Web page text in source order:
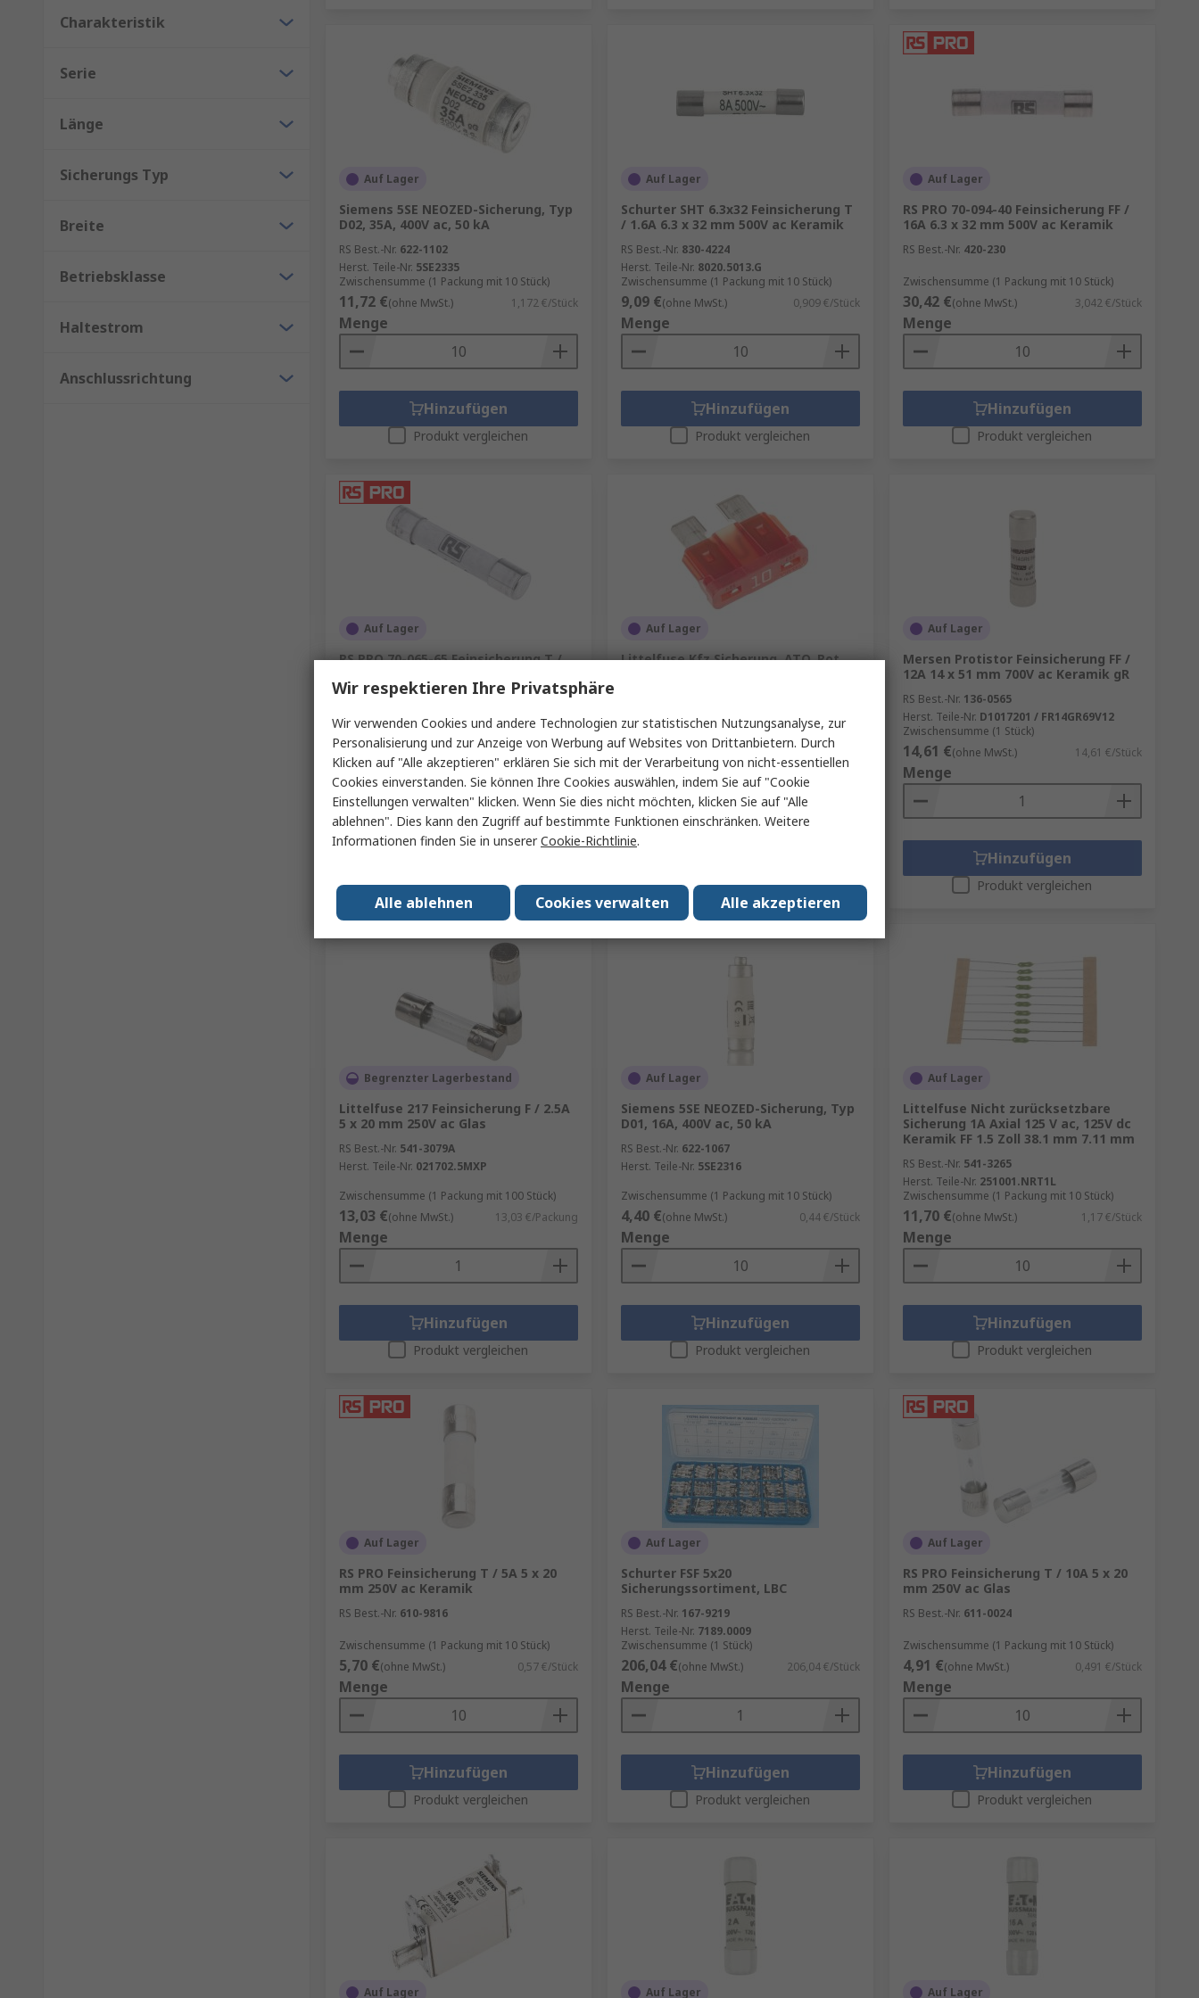
Charakteristik
Serie
Länge
Sicherungs Typ
Breite
Betriebsklasse
Haltestrom
Anschlussrichtung
Auf Lager
Siemens 5SE NEOZED-Sicherung, Typ
D02, 35A, 400V ac, 50 kA
RS Best.-Nr. 622-1102
Herst. Teile-Nr. 5SE2335
Zwischensumme (1 Packung mit 10 Stück)
11,72 €(ohne MwSt.) 1,172 €/Stück
Menge
Hinzufügen
Produkt vergleichen
Auf Lager
Schurter SHT 6.3x32 Feinsicherung T
/ 1.6A 6.3 x 32 mm 500V ac Keramik
RS Best.-Nr. 830-4224
Herst. Teile-Nr. 8020.5013.G
Zwischensumme (1 Packung mit 10 Stück)
9,09 €(ohne MwSt.) 0,909 €/Stück
Menge
Hinzufügen
Produkt vergleichen
Auf Lager
RS PRO 70-094-40 Feinsicherung FF /
16A 6.3 x 32 mm 500V ac Keramik
RS Best.-Nr. 420-230
Zwischensumme (1 Packung mit 10 Stück)
30,42 €(ohne MwSt.) 3,042 €/Stück
Menge
Hinzufügen
Produkt vergleichen
Auf Lager
RS PRO 70-065-65 Feinsicherung T /
RS Best.-Nr. 209-9311
Zwischensumme (1 Packung mit 10 Stück)
18,46 €(ohne MwSt.) 1,846 €/Stück
Menge
Produkt vergleichen
Auf Lager
Littelfuse Kfz Sicherung, ATO, Rot,
Herst. Teile-Nr.
0287010.PXCN
Zwischensumme (1 Packung mit 10 Stück)
3,26 €(ohne MwSt.) 0,326 €/Stück
Menge
Produkt vergleichen
Auf Lager
Mersen Protistor Feinsicherung FF /
12A 14 x 51 mm 700V ac Keramik gR
RS Best.-Nr. 136-0565
Herst. Teile-Nr. D1017201 / FR14GR69V12
Zwischensumme (1 Stück)
14,61 €(ohne MwSt.) 14,61 €/Stück
Menge
Hinzufügen
Produkt vergleichen
Begrenzter Lagerbestand
Littelfuse 217 Feinsicherung F / 2.5A
5 x 20 mm 250V ac Glas
RS Best.-Nr. 541-3079A
Herst. Teile-Nr. 021702.5MXP
Zwischensumme (1 Packung mit 100 Stück)
13,03 €(ohne MwSt.) 13,03 €/Packung
Menge
Hinzufügen
Produkt vergleichen
Auf Lager
Siemens 5SE NEOZED-Sicherung, Typ
D01, 16A, 400V ac, 50 kA
RS Best.-Nr. 622-1067
Herst. Teile-Nr. 5SE2316
Zwischensumme (1 Packung mit 10 Stück)
4,40 €(ohne MwSt.) 0,44 €/Stück
Menge
Hinzufügen
Produkt vergleichen
Auf Lager
Littelfuse Nicht zurücksetzbare
Sicherung 1A Axial 125 V ac, 125V dc
Keramik FF 1.5 Zoll 38.1 mm 7.11 mm
RS Best.-Nr. 541-3265
Herst. Teile-Nr. 251001.NRT1L
Zwischensumme (1 Packung mit 10 Stück)
11,70 €(ohne MwSt.) 1,17 €/Stück
Menge
Hinzufügen
Produkt vergleichen
Auf Lager
RS PRO Feinsicherung T / 5A 5 x 20
mm 250V ac Keramik
RS Best.-Nr. 610-9816
Zwischensumme (1 Packung mit 10 Stück)
5,70 €(ohne MwSt.) 0,57 €/Stück
Menge
Hinzufügen
Produkt vergleichen
Auf Lager
Schurter FSF 5x20
Sicherungssortiment, LBC
RS Best.-Nr. 167-9219
Herst. Teile-Nr. 7189.0009
Zwischensumme (1 Stück)
206,04 €(ohne MwSt.) 206,04 €/Stück
Menge
Hinzufügen
Produkt vergleichen
Auf Lager
RS PRO Feinsicherung T / 10A 5 x 20
mm 250V ac Glas
RS Best.-Nr. 611-0024
Zwischensumme (1 Packung mit 10 Stück)
4,91 €(ohne MwSt.) 0,491 €/Stück
Menge
Hinzufügen
Produkt vergleichen
Auf Lager Auf Lager Auf Lager
Wir respektieren Ihre Privatsphäre
Wir verwenden Cookies und andere Technologien zur statistischen Nutzungsanalyse, zur
Personalisierung und zur Anzeige von Werbung auf Websites von Drittanbietern. Durch
Klicken auf "Alle akzeptieren" erklären Sie sich mit der Verarbeitung von nicht-essentiellen
Cookies einverstanden. Sie können Ihre Cookies auswählen, indem Sie auf "Cookie
Einstellungen verwalten" klicken. Wenn Sie dies nicht möchten, klicken Sie auf "Alle
ablehnen". Dies kann den Zugriff auf bestimmte Funktionen einschränken. Weitere
Informationen finden Sie in unsererCookie-Richtlinie.
Alle akzeptieren
Cookies verwalten
Alle ablehnen